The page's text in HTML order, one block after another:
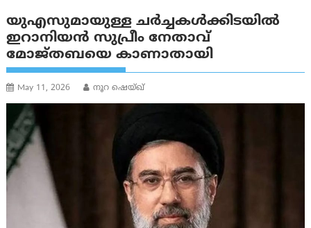
യുഎസുമായുള്ള ചർച്ചകൾക്കിടയിൽ
ഇറാനിയന്‍ സുപ്രീം നേതാവ്
മോജ്തബയെ കാണാതായി
May 11, 2026 നൂറ ഷെയ്ഖ്